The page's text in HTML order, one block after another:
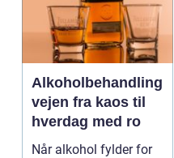
Alkoholbehandling
vejen fra kaos til
hverdag med ro
Når alkohol fylder for